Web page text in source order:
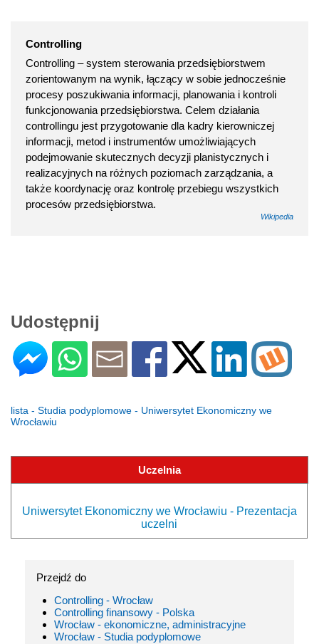
Controlling
Controlling – system sterowania przedsiębiorstwem
zorientowanym na wynik, łączący w sobie jednocześnie
procesy poszukiwania informacji, planowania i kontroli
funkcjonowania przedsiębiorstwa. Celem działania
controllingu jest przygotowanie dla kadry kierowniczej
informacji, metod i instrumentów umożliwiających
podejmowanie skutecznych decyzji planistycznych i
realizacyjnych na różnych poziomach zarządzania, a
także koordynację oraz kontrolę przebiegu wszystkich
procesów przedsiębiorstwa.
Wikipedia
Udostępnij
lista - Studia podyplomowe - Uniwersytet Ekonomiczny we
Wrocławiu
Uczelnia
Uniwersytet Ekonomiczny we Wrocławiu - Prezentacja
uczelni
Przejdź do
Controlling - Wrocław
Controlling finansowy - Polska
Wrocław - ekonomiczne, administracyjne
Wrocław - Studia podyplomowe